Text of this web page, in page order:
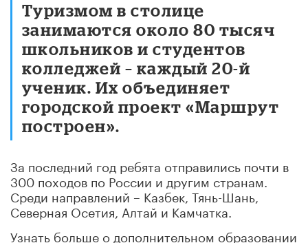
Туризмом в столице
занимаются около 80 тысяч
школьников и студентов
колледжей – каждый 20-й
ученик. Их объединяет
городской проект «Маршрут
построен».
За последний год ребята отправились почти в
300 походов по России и другим странам.
Среди направлений – Казбек, Тянь-Шань,
Северная Осетия, Алтай и Камчатка.
Узнать больше о дополнительном образовании